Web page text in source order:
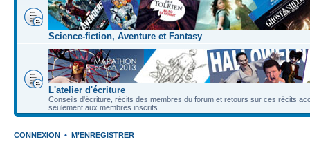
Science-fiction, Aventure et Fantasy
L'atelier d'écriture
Conseils d'écriture, récits des membres du forum et retours sur ces récits
seulement aux membres inscrits.
CONNEXION • M’ENREGISTRER